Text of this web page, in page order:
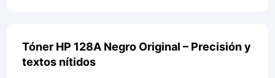
Tóner HP 128A Negro Original – Precisión y
textos nítidos